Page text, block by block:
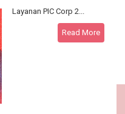
Layanan PIC Corp 2...
Read More